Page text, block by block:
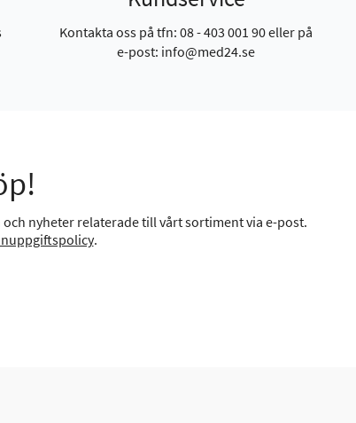
Kontakta oss på tfn: 08 - 403 001 90 eller på
e-post: info@med24.se
nyheter relaterade till vårt sortiment via e-post.
.